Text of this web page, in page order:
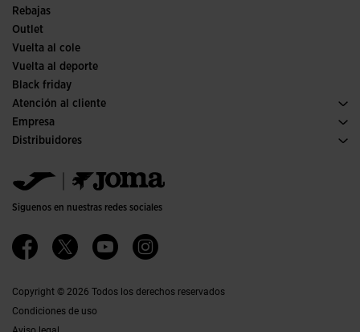
Rebajas
Outlet
Vuelta al cole
Vuelta al deporte
Black friday
Atención al cliente
Condiciones de compra
Transporte y entrega
Preguntas frecuentes
Empresa
Historia
Política de calidad y medio ambiente
Trabaja con nosotros
Proyectos subvencionados
Canal ético
Distribuidores
Jomanet
Área marketing
Contacto
Siguenos en nuestras redes sociales
Copyright © 2026 Todos los derechos reservados
Condiciones de uso